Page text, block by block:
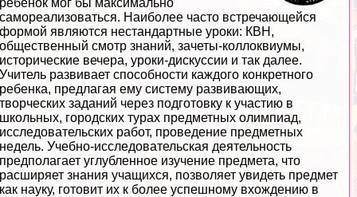
ребенок мог бы максимально
самореализоваться. Наиболее часто встречающейся
формой являются нестандартные уроки: КВН,
общественный смотр знаний, зачеты-коллоквиумы,
исторические вечера, уроки-дискуссии и так далее.
Учитель развивает способности каждого конкретного
ребенка, предлагая ему систему развивающих,
творческих заданий через подготовку к участию в
школьных, городских турах предметных олимпиад,
исследовательских работ, проведение предметных
недель. Учебно-исследовательская деятельность
предполагает углубленное изучение предмета, что
расширяет знания учащихся, позволяет увидеть предмет
как науку, готовит их к более успешному вхождению в